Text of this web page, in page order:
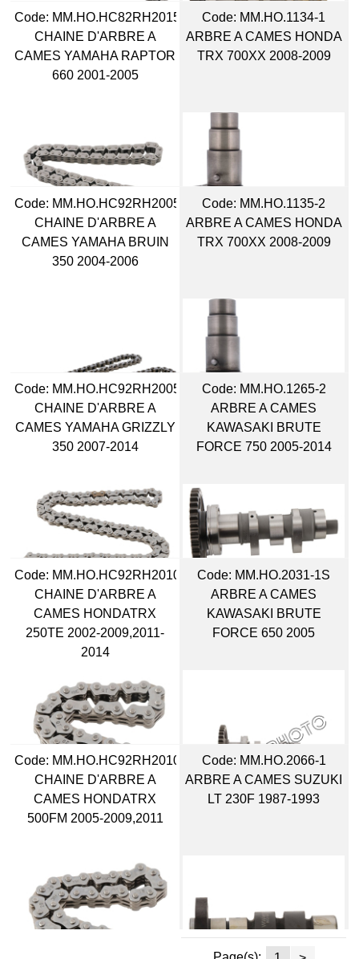
Code: MM.HO.HC82RH2015126
CHAINE D'ARBRE A
CAMES YAMAHA RAPTOR
660 2001-2005
Code: MM.HO.1134-1
ARBRE A CAMES HONDA
TRX 700XX 2008-2009
Code: MM.HO.HC92RH2005104
CHAINE D'ARBRE A
CAMES YAMAHA BRUIN
350 2004-2006
Code: MM.HO.1135-2
ARBRE A CAMES HONDA
TRX 700XX 2008-2009
Code: MM.HO.HC92RH2005110
CHAINE D'ARBRE A
CAMES YAMAHA GRIZZLY
350 2007-2014
Code: MM.HO.1265-2
ARBRE A CAMES
KAWASAKI BRUTE
FORCE 750 2005-2014
Code: MM.HO.HC92RH2010052
CHAINE D'ARBRE A
CAMES HONDATRX
250TE 2002-2009,2011-
2014
Code: MM.HO.2031-1S
ARBRE A CAMES
KAWASAKI BRUTE
FORCE 650 2005
Code: MM.HO.HC92RH2010056
CHAINE D'ARBRE A
CAMES HONDATRX
500FM 2005-2009,2011
Code: MM.HO.2066-1
ARBRE A CAMES SUZUKI
LT 230F 1987-1993